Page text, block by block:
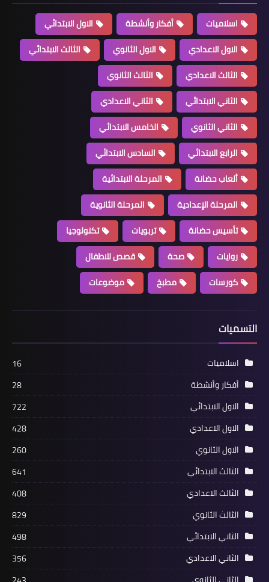
اسلاميات أفكار وأنشطة
الاول الابتدائي
الاول الاعدادي
الاول الثانوي
الثالث الابتدائي
الثالث الاعدادي
الثالث الثانوي
الثاني الابتدائي
الثاني الاعدادي
الثاني الثانوي
الخامس الابتدائي
الرابع الابتدائي
السادس الابتدائي
ألعاب حضانة
المرحلة الابتدائية
المرحلة الإعدادية
المرحلة الثانوية
تأسيس حضانة
تربويات
تكنولوجيا
روايات
صحة
قصص للاطفال
كورسات
مطبخ موضوعات
التسميات
اسلاميات
16
أفكار وأنشطة
28
الاول الابتدائي
722
الاول الاعدادي
428
الاول الثانوي
260
الثالث الابتدائي
641
الثالث الاعدادي
408
الثالث الثانوي
829
الثاني الابتدائي
498
الثاني الاعدادي
356